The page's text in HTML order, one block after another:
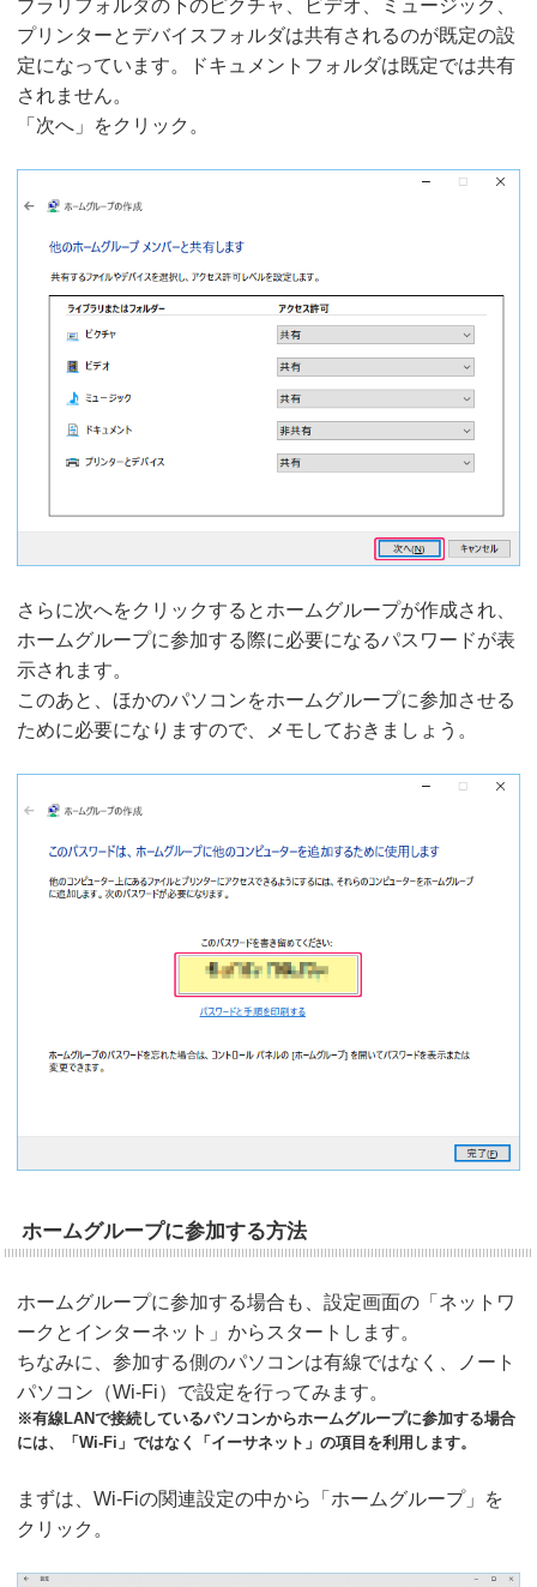
ブラリフォルダの下のピクチャ、ビデオ、ミュージック、
プリンターとデバイスフォルダは共有されるのが既定の設
定になっています。ドキュメントフォルダは既定では共有
されません。
「次へ」をクリック。
さらに次へをクリックするとホームグループが作成され、
ホームグループに参加する際に必要になるパスワードが表
示されます。
このあと、ほかのパソコンをホームグループに参加させる
ために必要になりますので、メモしておきましょう。
ホームグループに参加する方法
ホームグループに参加する場合も、設定画面の「ネットワ
ークとインターネット」からスタートします。
ちなみに、参加する側のパソコンは有線ではなく、ノート
パソコン（Wi-Fi）で設定を行ってみます。
※有線LANで接続しているパソコンからホームグループに参加する場合
には、「Wi-Fi」ではなく「イーサネット」の項目を利用します。
まずは、Wi-Fiの関連設定の中から「ホームグループ」を
クリック。